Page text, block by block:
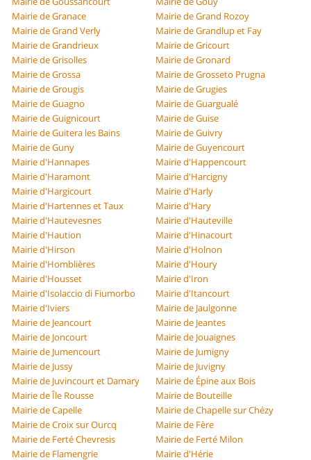
Mairie de Granace
Mairie de Grand Rozoy
Mairie de Grand Verly
Mairie de Grandlup et Fay
Mairie de Grandrieux
Mairie de Gricourt
Mairie de Grisolles
Mairie de Gronard
Mairie de Grossa
Mairie de Grosseto Prugna
Mairie de Grougis
Mairie de Grugies
Mairie de Guagno
Mairie de Guargualé
Mairie de Guignicourt
Mairie de Guise
Mairie de Guitera les Bains
Mairie de Guivry
Mairie de Guny
Mairie de Guyencourt
Mairie d'Hannapes
Mairie d'Happencourt
Mairie d'Haramont
Mairie d'Harcigny
Mairie d'Hargicourt
Mairie d'Harly
Mairie d'Hartennes et Taux
Mairie d'Hary
Mairie d'Hautevesnes
Mairie d'Hauteville
Mairie d'Haution
Mairie d'Hinacourt
Mairie d'Hirson
Mairie d'Holnon
Mairie d'Homblières
Mairie d'Houry
Mairie d'Housset
Mairie d'Iron
Mairie d'Isolaccio di Fiumorbo
Mairie d'Itancourt
Mairie d'Iviers
Mairie de Jaulgonne
Mairie de Jeancourt
Mairie de Jeantes
Mairie de Joncourt
Mairie de Jouaignes
Mairie de Jumencourt
Mairie de Jumigny
Mairie de Jussy
Mairie de Juvigny
Mairie de Juvincourt et Damary
Mairie de Épine aux Bois
Mairie de Île Rousse
Mairie de Bouteille
Mairie de Capelle
Mairie de Chapelle sur Chézy
Mairie de Croix sur Ourcq
Mairie de Fère
Mairie de Ferté Chevresis
Mairie de Ferté Milon
Mairie de Flamengrie
Mairie d'Hérie